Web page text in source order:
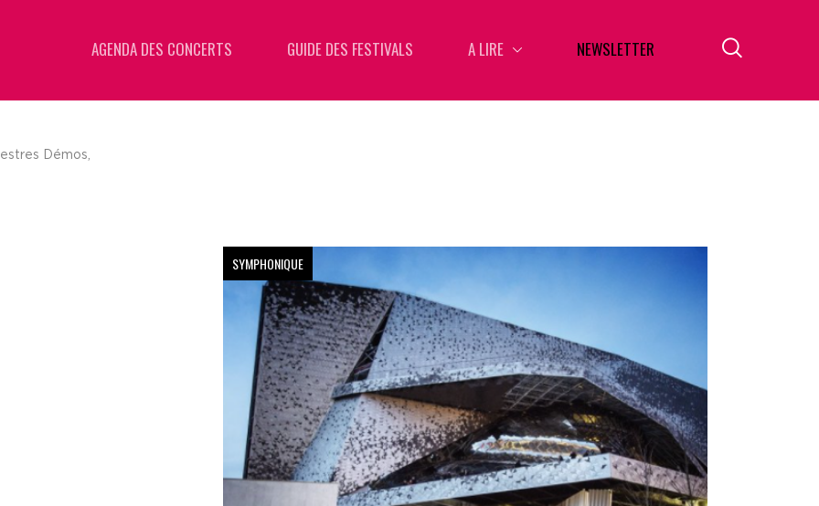
AGENDA DES CONCERTS GUIDE DES FESTIVALS A LIRE NEWSLETTER
Démos,
SYMPHONIQUE